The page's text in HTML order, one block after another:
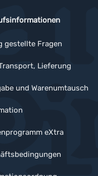
gestellte Fragen
Lieferung
und Warenumtausch
eXtra